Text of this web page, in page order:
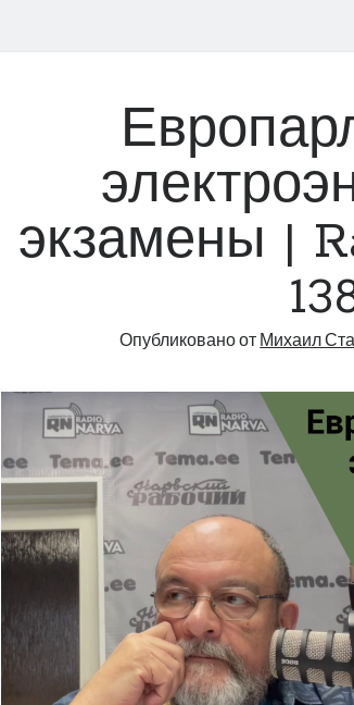
экзамены |
Опубликовано от Михаил